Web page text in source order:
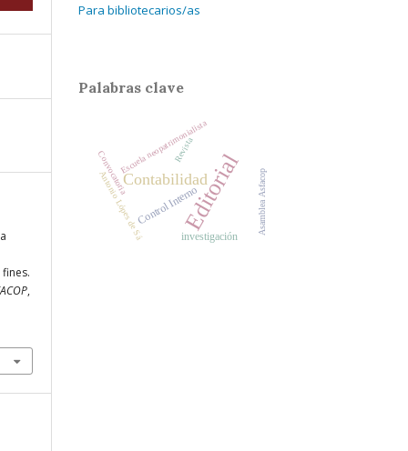
,
Para bibliotecarios/as
Palabras clave
Editorial
Contabilidad
Control Interno
investigación
Escuela neopatrimonialista
Antonio Lópes de Sá Asamblea Asfacop
Revista
Convocatoria